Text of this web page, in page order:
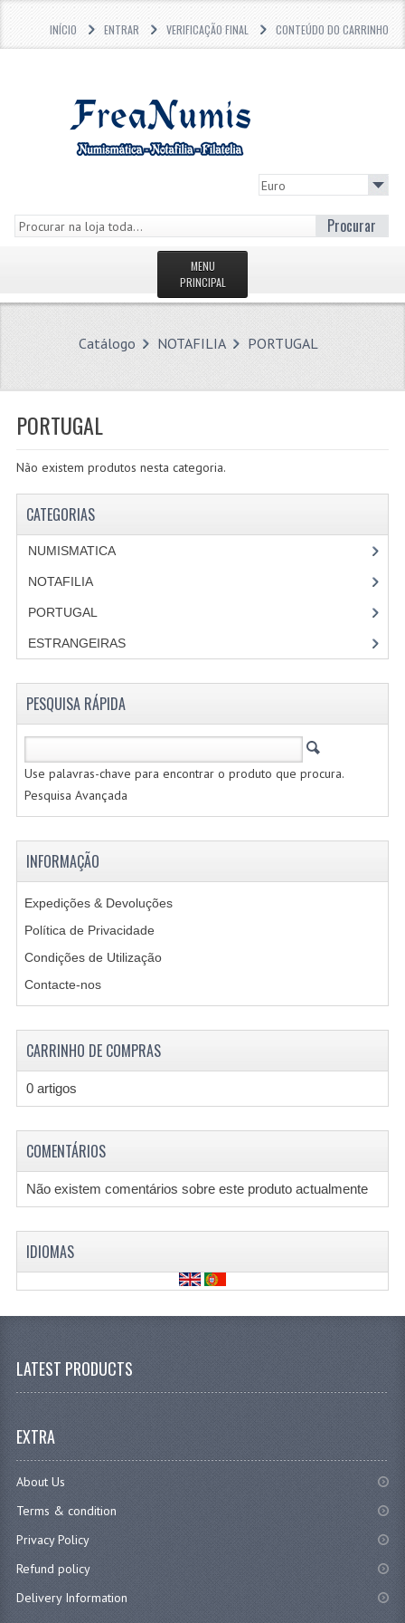
INÍCIO ENTRAR VERIFICAÇÃO FINAL CONTEÚDO DO CARRINHO
Procurar
MENU
PRINCIPAL
O QUE HÁ DE NOVO?
CATEGORIAS
COLONIAS
NOTAFILIA
ESTRANGEIRAS
CRIAR UMA CONTA
Catálogo NOTAFILIA PORTUGAL
PORTUGAL
Não existem produtos nesta categoria.
CATEGORIAS
NUMISMATICA
NOTAFILIA
PORTUGAL
ESTRANGEIRAS
PESQUISA RÁPIDA
Use palavras-chave para encontrar o produto que procura.
Pesquisa Avançada
INFORMAÇÃO
Expedições & Devoluções
Política de Privacidade
Condições de Utilização
Contacte-nos
CARRINHO DE COMPRAS
0 artigos
COMENTÁRIOS
Não existem comentários sobre este produto actualmente
IDIOMAS
LATEST PRODUCTS
EXTRA
About Us
Terms & condition
Privacy Policy
Refund policy
Delivery Information